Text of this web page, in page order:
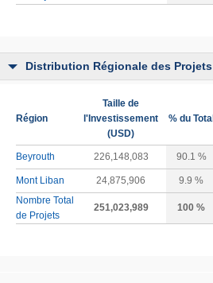
Distribution Régionale des Projets
Région
Taille de
l'Investissement
(USD)
% du Total
Beyrouth 226,148,083 90.1 %
Mont Liban 24,875,906 9.9 %
Nombre Total
de Projets
251,023,989 100 %